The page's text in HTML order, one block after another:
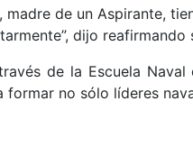
de un Aspirante,
dijo
de la Escuela
formar no sólo líderes